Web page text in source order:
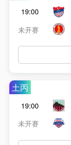
19:00
未开赛
土丙
19:00
未开赛